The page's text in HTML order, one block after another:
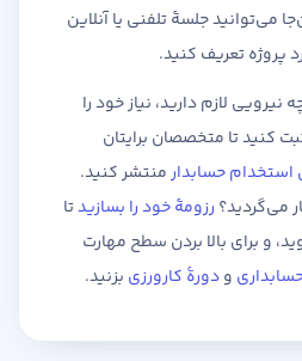
می‌توانید جلسهٔ تلفنی یا آنلاین
پروژه تعریف کنید.
لازم دارید، نیاز خود را
کنید تا متخصصان برایتان
حسابدارمنتشر کنید.
می‌گردید؟ رزومهٔ خود را بسازیدتا
و برای بالا بردن سطح مهارت
ودورهٔ کارورزی بزنید.